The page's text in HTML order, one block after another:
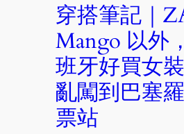
穿搭筆記｜
Mango 以外
班牙好買女
亂闖到巴塞
票站